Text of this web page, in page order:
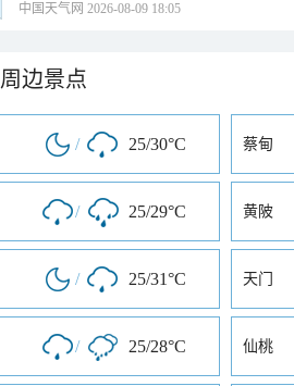
中国天气网 2026-08-09 18:05
周边景点
/ 25/30°C 蔡甸
/ 25/29°C 黄陂
/ 25/31°C 天门
/ 25/28°C 仙桃